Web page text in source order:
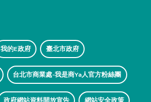
我的E政府 臺北市政府
台北市商業處-我是商Ya人官方粉絲團